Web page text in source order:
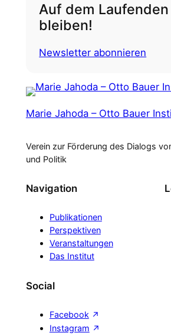
Auf dem Laufenden
bleiben!
Newsletter abonnieren
Marie Jahoda – Otto Bauer
Verein zur Förderung des Dialogs
und Politik
Navigation
Publikationen
Perspektiven
Veranstaltungen
Das Institut
Social
Facebook
Instagram